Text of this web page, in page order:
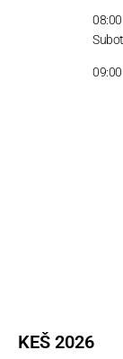
KEŠ 2026